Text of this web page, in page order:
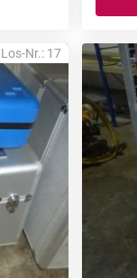
Los-Nr.: 17